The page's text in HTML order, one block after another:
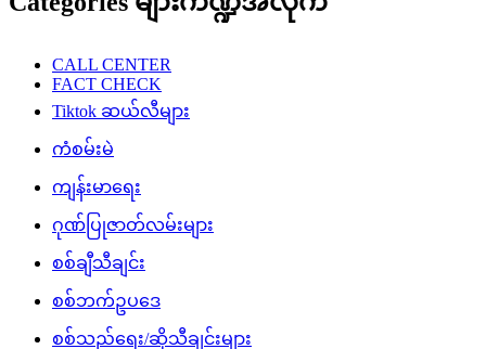
CALL CENTER
FACT CHECK
Tiktok ဆယ်လီများ
ကံစမ်းမဲ
ကျန်းမာရေး
ဂုဏ်ပြုဇာတ်လမ်းများ
စစ်ချီသီချင်း
စစ်ဘက်ဥပဒေ
စစ်သည်ရေး/ဆိုသီချင်းများ